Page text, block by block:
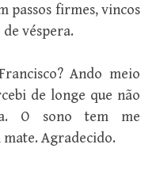
passos firmes, vincos
véspera.
Ando meio
de longe que não
O sono tem me
mate. Agradecido.